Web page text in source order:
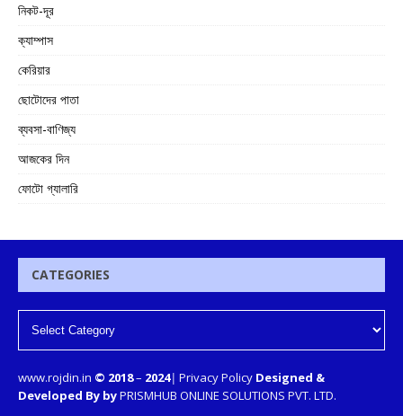
নিকট-দূর
ক্যাম্পাস
কেরিয়ার
ছোটোদের পাতা
ব্যবসা-বাণিজ্য
আজকের দিন
ফোটো গ্যালারি
CATEGORIES
www.rojdin.in © 2018– 2024| Privacy Policy Designed &
Developed By byPRISMHUB ONLINE SOLUTIONS PVT. LTD.